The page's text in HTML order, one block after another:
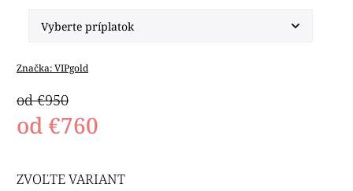
Značka:VIPgold
od €950
od €760
ZVOĽTE VARIANT